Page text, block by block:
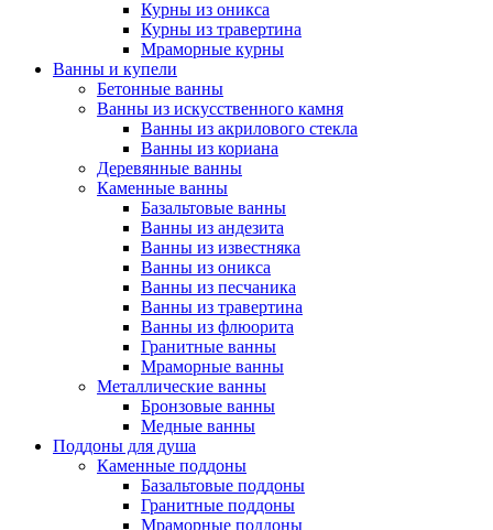
Курны из оникса
Курны из травертина
Мраморные курны
Ванны и купели
Бетонные ванны
Ванны из искусственного камня
Ванны из акрилового стекла
Ванны из кориана
Деревянные ванны
Каменные ванны
Базальтовые ванны
Ванны из андезита
Ванны из известняка
Ванны из оникса
Ванны из песчаника
Ванны из травертина
Ванны из флюорита
Гранитные ванны
Мраморные ванны
Металлические ванны
Бронзовые ванны
Медные ванны
Поддоны для душа
Каменные поддоны
Базальтовые поддоны
Гранитные поддоны
Мраморные поддоны